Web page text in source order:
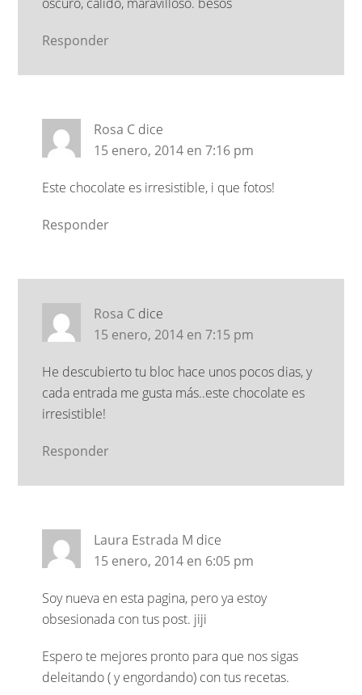
Responder
Rosa C dice
15 enero, 2014 en 7:16 pm
Este chocolate es irresistible, i que fotos!
Responder
Rosa C dice
15 enero, 2014 en 7:15 pm
He descubierto tu bloc hace unos pocos dias, y
cada entrada me gusta más..este chocolate es
irresistible!
Responder
Laura Estrada M dice
15 enero, 2014 en 6:05 pm
Soy nueva en esta pagina, pero ya estoy
obsesionada con tus post. jiji
Espero te mejores pronto para que nos sigas
deleitando ( y engordando) con tus recetas.